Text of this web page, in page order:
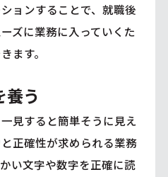
ョンすることで、就職後
ズに業務に入っていくた
ます。
養う
見すると簡単そうに見え
正確性が求められる業務
い文字や数字を正確に読